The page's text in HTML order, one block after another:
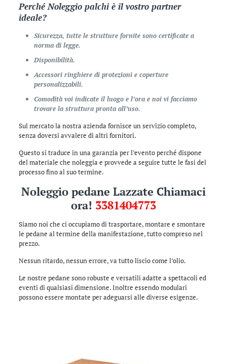
PerchéNoleggio palchiè il vostro partner
ideale?
Sicurezza, tutte le strutture fornite sono certificate a
norma di legge.
Disponibilità.
Accessori ringhiere di protezioni e coperture
personalizzabili.
Comodità voi indicate il luogo e l’ora e noi vi facciamo
trovare la struttura pronta all’uso.
Sul mercato la nostra azienda fornisce un servizio completo,
senza doversi avvalere di altri fornitori.
Questo si traduce in una garanzia per l’evento perché dispone
del materiale che noleggia e provvede a seguire tutte le fasi del
processo fino al suo termine.
Noleggio pedane Lazzate Chiamaci
ora! 3381404773
Siamo noi che ci occupiamo di trasportare, montare e smontare
le pedane al termine della manifestazione, tutto compreso nel
prezzo.
Nessun ritardo, nessun errore, va tutto liscio come l’olio.
Le nostre pedane sono robuste e versatili adatte a spettacoli ed
eventi di qualsiasi dimensione. Inoltre essendo modulari
possono essere montate per adeguarsi alle diverse esigenze.